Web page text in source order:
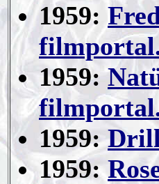
1959:
1959:
1959:
1959: